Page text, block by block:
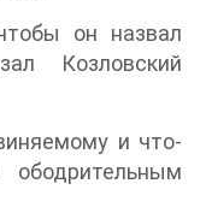
он назвал
Козловский
и что-
ободрительным